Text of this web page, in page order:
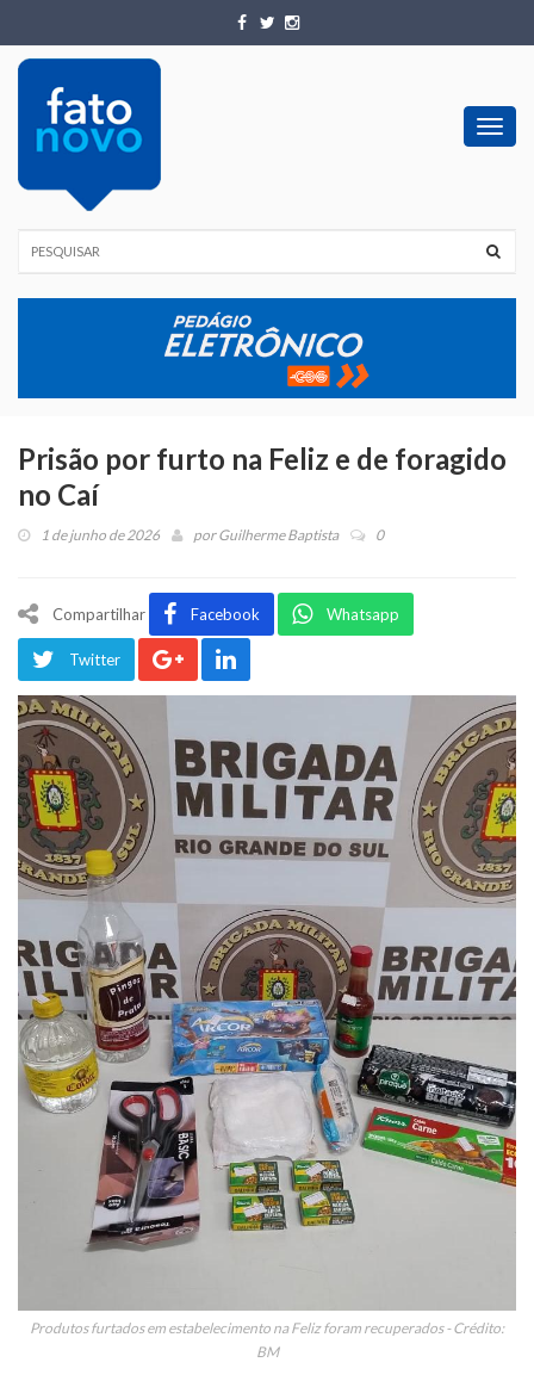
Prisão por furto na Feliz e de foragido
no Caí
1 de junho de 2026 porGuilherme Baptista 0
Compartilhar Facebook Whatsapp
Twitter
Produtos furtados em estabelecimento na Feliz foram recuperados - Crédito:
BM